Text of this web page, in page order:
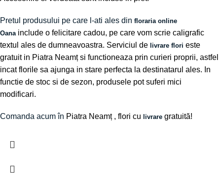
Pretul produsului pe care l-ati ales din floraria online
Oana include o felicitare cadou, pe care vom scrie caligrafic
textul ales de dumneavoastra. Serviciul de livrare flori este
gratuit in Piatra Neamț si functioneaza prin curieri proprii, astfel
incat florile sa ajunga in stare perfecta la destinatarul ales. In
functie de stoc si de sezon, produsele pot suferi mici
modificari.
Comanda acum în Piatra Neamț, flori cu livrare gratuită!